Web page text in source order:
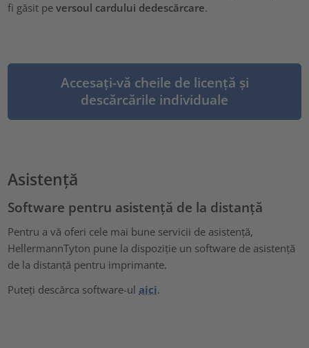
fi găsit peversoul cardului dedescărcare.
Accesați-vă cheile de licență și
descărcările individuale
Asistență
Software pentru asistență de la distanță
Pentru a vă oferi cele mai bune servicii de asistență,
HellermannTyton pune la dispoziție un software de asistență
de la distanță pentru imprimante.
Puteți descărca software-ul aici.